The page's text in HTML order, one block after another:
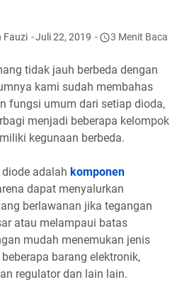
Fauzi Juli 22, 2019 3 Menit Baca
tidak jauh berbeda dengan
kami sudah membahas
fungsi umum dari setiap dioda,
menjadi beberapa kelompok
kegunaan berbeda.
adalah komponen
dapat menyalurkan
berlawanan jika tegangan
atau melampaui batas
mudah menemukan jenis
barang elektronik,
regulator dan lain lain.